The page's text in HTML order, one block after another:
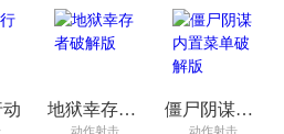
地狱幸存者破解版
动作射击
僵尸阴谋内置菜单破解版
动作射击